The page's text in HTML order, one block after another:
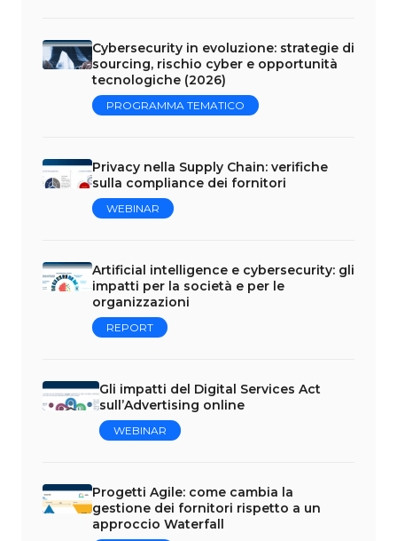
Cybersecurity in evoluzione: strategie di
sourcing, rischio cyber e opportunità
tecnologiche (2026)
PROGRAMMA TEMATICO
Privacy nella Supply Chain: verifiche
sulla compliance dei fornitori
WEBINAR
Artificial intelligence e cybersecurity: gli
impatti per la società e per le
organizzazioni
REPORT
Gli impatti del Digital Services Act
sull’Advertising online
WEBINAR
Progetti Agile: come cambia la
gestione dei fornitori rispetto a un
approccio Waterfall